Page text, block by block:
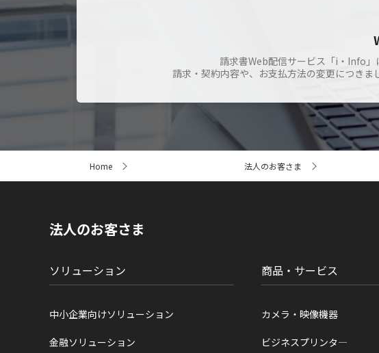
請求書Web配信サービス「i・Info
請求・契約内容や、お支払方法の変更につき
ト
Home 法人のお客さま
法人のお客さま
ソリューション
中小企業向けソリューション
金融ソリューション
商品・サービス
カメラ・映像機器
ビジネスプリンタ―